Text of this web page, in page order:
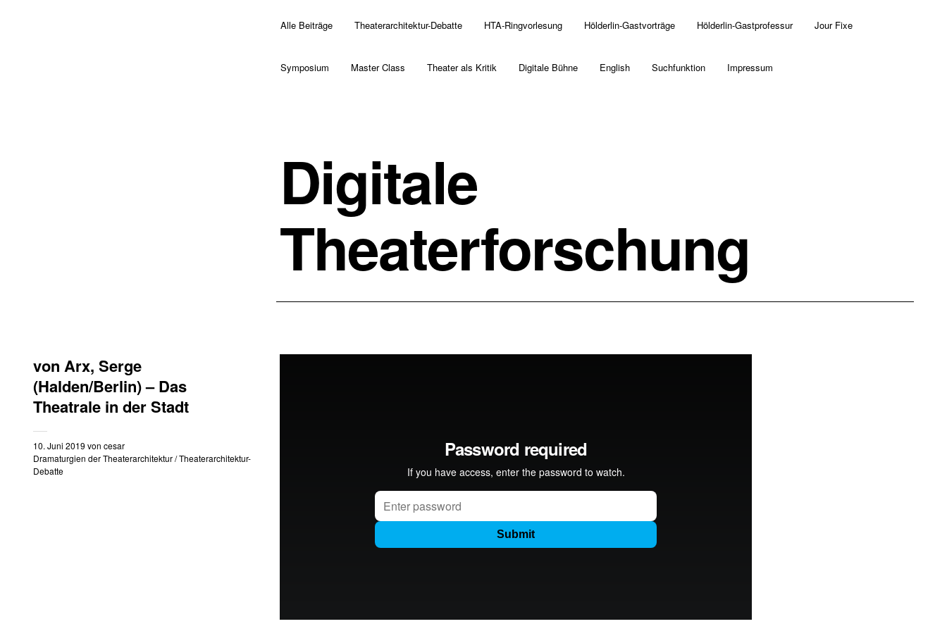
Alle Beiträge Theaterarchitektur-Debatte HTA-Ringvorlesung Hölderlin-Gastvorträge Hölderlin-Gastprofessur Jour Fixe
Symposium Master Class Theater als Kritik Digitale Bühne English Suchfunktion Impressum
Digitale
Theaterforschung
von Arx, Serge
(Halden/Berlin) – Das
Theatrale in der Stadt
10. Juni 2019 von cesar
Dramaturgien der Theaterarchitektur/Theaterarchitektur-
Debatte